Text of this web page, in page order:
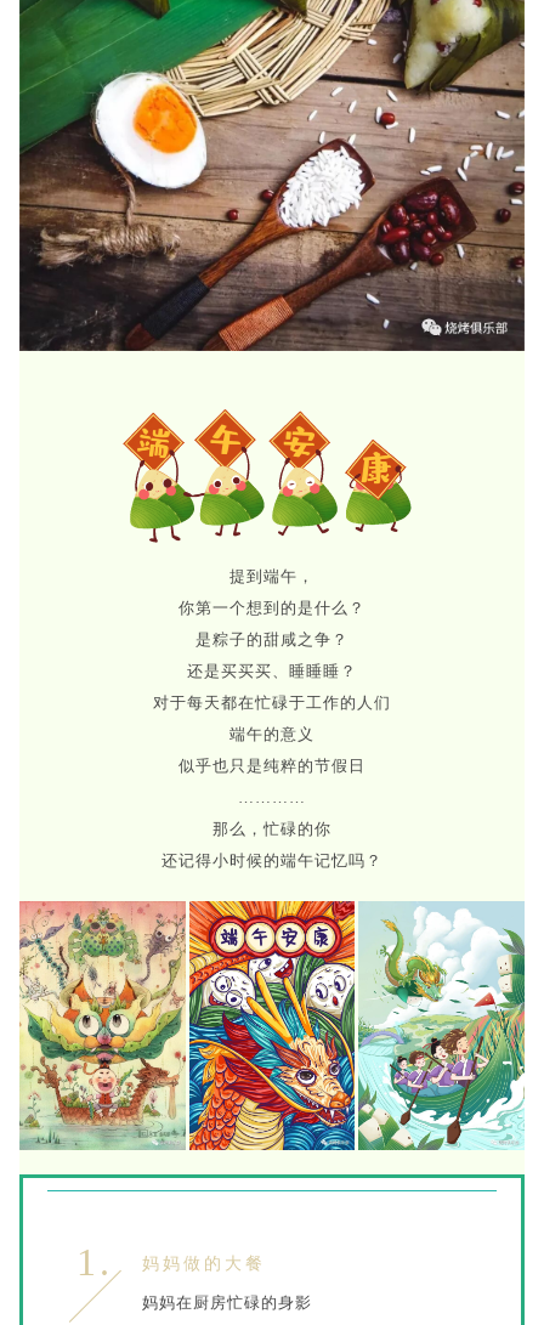
提到端午，
你第一个想到的是什么？
是粽子的甜咸之争？
还是买买买、睡睡睡？
对于每天都在忙碌于工作的人们
端午的意义
似乎也只是纯粹的节假日
…………
那么，忙碌的你
还记得小时候的端午记忆吗？
1. 妈妈做的大餐
妈妈在厨房忙碌的身影